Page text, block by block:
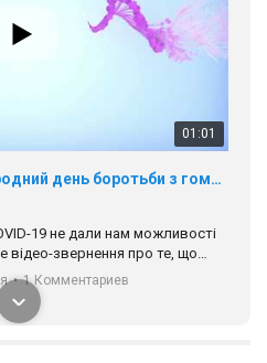
01:01
17 травня IDAHO. Міжнародний день боротьби з гомофобією трансфобією і біфобія.
19 не дали нам можливості
відео-звернення про те, що
та не можемо зустрінеться, ми
поділяє цінності рівності та
нас. Регіональні підрозділи
• 1 Комментариев